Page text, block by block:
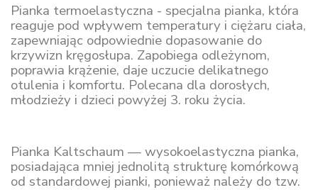
Pianka termoelastyczna - specjalna pianka, która
reaguje pod wpływem temperatury i ciężaru ciała,
zapewniając odpowiednie dopasowanie do
krzywizn kręgosłupa. Zapobiega odleżynom,
poprawia krążenie, daje uczucie delikatnego
otulenia i komfortu. Polecana dla dorosłych,
młodzieży i dzieci powyżej 3. roku życia.
Pianka Kaltschaum — wysokoelastyczna pianka,
posiadająca mniej jednolitą strukturę komórkową
od standardowej pianki, ponieważ należy do tzw.